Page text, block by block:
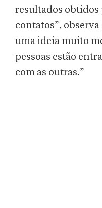
resultados obtidos
contatos”,
uma ideia muito
pessoas estão
com as outras.”